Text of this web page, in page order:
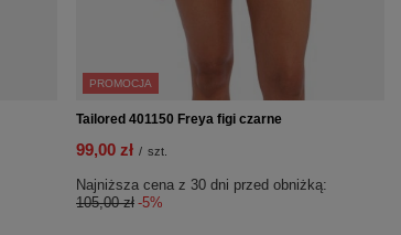
PROMOCJA
Tailored 401150 Freya figi czarne
99,00 zł / szt.
Najniższa cena z 30 dni przed obniżką:
105,00 zł -5%